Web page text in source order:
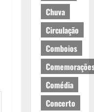
Chuva
Circulação
Comboios
Comédia
Concerto